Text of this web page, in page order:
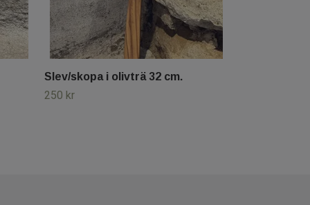
Slev/skopa i olivträ 32 cm.
250 kr